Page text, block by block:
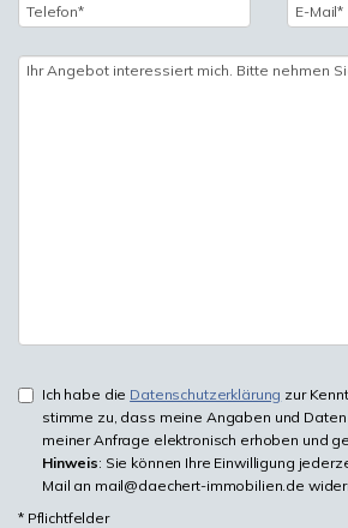
Ich habe die Datenschutzerklärung zur
stimme zu, dass meine Angaben und
meiner Anfrage elektronisch erhoben und
Hinweis: Sie können Ihre Einwilligung
Mail an mail@daechert-immobilien.de
* Pflichtfelder